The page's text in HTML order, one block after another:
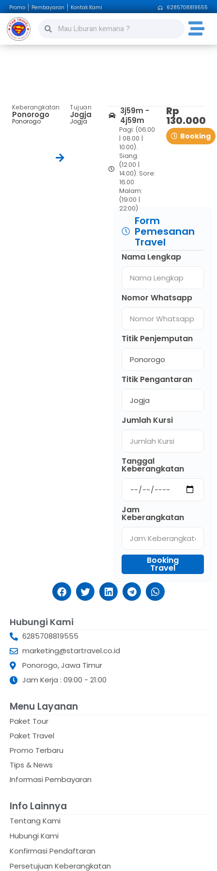
Promo Pembayaran Kontak Kami 6285708819555
Keberangkatan
Ponorogo
Ponorogo
Tujuan
Jogja
Jogja
3j59m -
4j59m
Pagi: (06.00
| 08.00 |
10.00).
Siang:
(12.00 |
14.00). Sore:
16.00
Malam:
(19:00 |
22:00)
Rp
130.000
Booking
Form
Pemesanan
Travel
Nama Lengkap
Nomor Whatsapp
Titik Penjemputan
Titik Pengantaran
Jumlah Kursi
Tanggal
Keberangkatan
Jam
Keberangkatan
Booking
Travel
Hubungi Kami
6285708819555
marketing@startravel.co.id
Ponorogo, Jawa Timur
Jam Kerja : 09:00 - 21:00
Menu Layanan
Paket Tour
Paket Travel
Promo Terbaru
Tips & News
Informasi Pembayaran
Info Lainnya
Tentang Kami
Hubungi Kami
Konfirmasi Pendaftaran
Persetujuan Keberangkatan